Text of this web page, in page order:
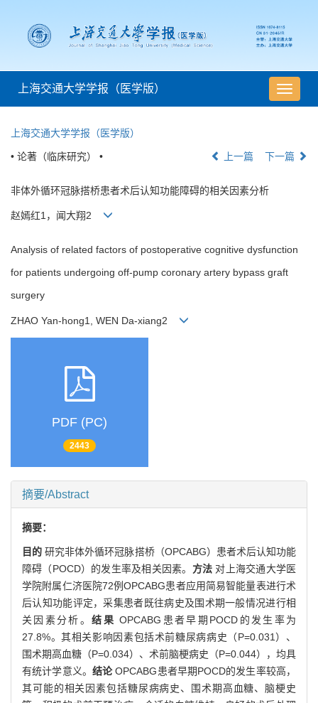
导
航
上海交通大学学报（医学版）
上海交通大学学报（医学版）
• 论著（临床研究） • 上一篇 下一篇
非体外循环冠脉搭桥患者术后认知功能障碍的相关因素分析
赵嫣红1，闻大翔2
Analysis of related factors of postoperative cognitive dysfunction
for patients undergoing off-pump coronary artery bypass graft
surgery
ZHAO Yan-hong1, WEN Da-xiang2
PDF (PC)
2443
摘要/Abstract
摘要：
目的 研究非体外循环冠脉搭桥（OPCABG）患者术后认知功能
障碍（POCD）的发生率及相关因素。 方法 对上海交通大学医
学院附属仁济医院72例OPCABG患者应用简易智能量表进行术
后认知功能评定，采集患者既往病史及围术期一般情况进行相
关因素分析。结果 OPCABG患者早期POCD的发生率为
27.8%。其相关影响因素包括术前糖尿病病史（P=0.031）、
围术期高血糖（P=0.034）、术前脑梗病史（P=0.044），均具
有统计学意义。 结论OPCABG患者早期POCD的发生率较高，
其可能的相关因素包括糖尿病病史、围术期高血糖、脑梗史